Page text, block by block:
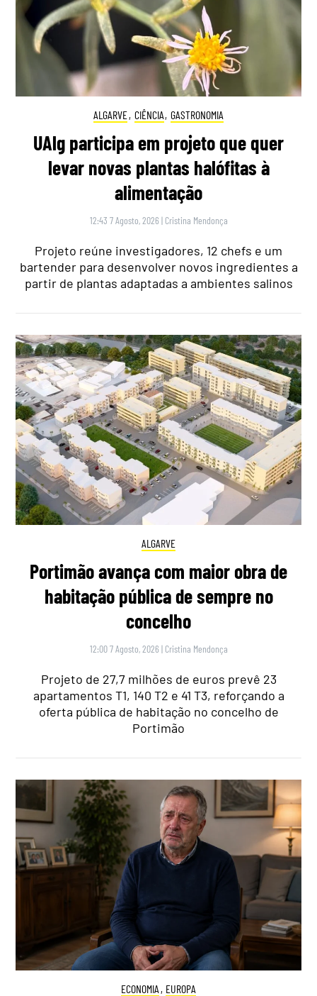
ALGARVE, CIÊNCIA, GASTRONOMIA
UAlg participa em projeto que quer
levar novas plantas halófitas à
alimentação
12:43 7 Agosto, 2026 | Cristina Mendonça
Projeto reúne investigadores, 12 chefs e um
bartender para desenvolver novos ingredientes a
partir de plantas adaptadas a ambientes salinos
ALGARVE
Portimão avança com maior obra de
habitação pública de sempre no
concelho
12:00 7 Agosto, 2026 | Cristina Mendonça
Projeto de 27,7 milhões de euros prevê 23
apartamentos T1, 140 T2 e 41 T3, reforçando a
oferta pública de habitação no concelho de
Portimão
ECONOMIA , EUROPA